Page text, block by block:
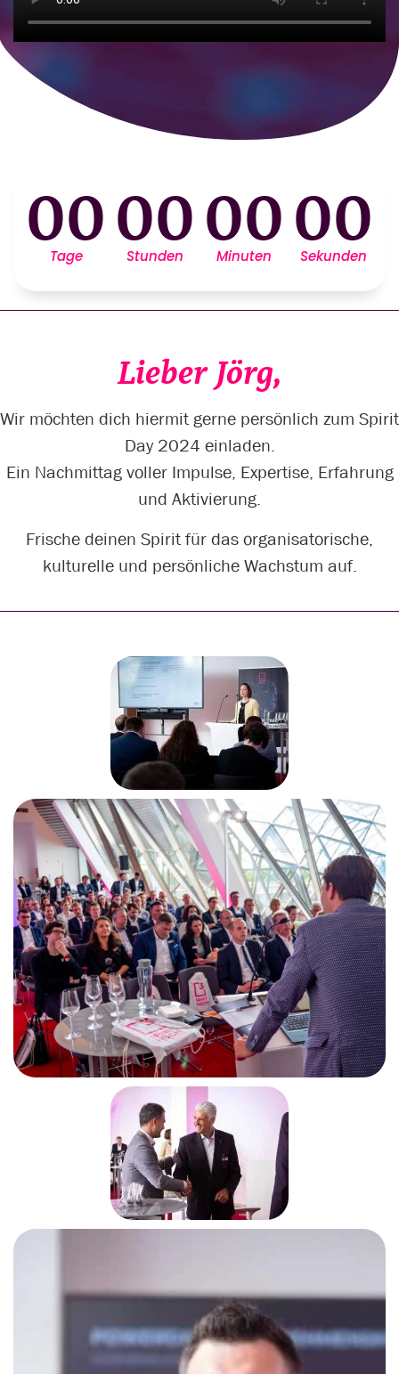
00
Tage
00
Stunden
00
Minuten
00
Sekunden
Lieber Jörg,
Wir möchten dich hiermit gerne persönlich zum Spirit
Day 2024 einladen.
Ein Nachmittag voller Impulse, Expertise, Erfahrung
und Aktivierung.
Frische deinen Spirit für das organisatorische,
kulturelle und persönliche Wachstum auf.